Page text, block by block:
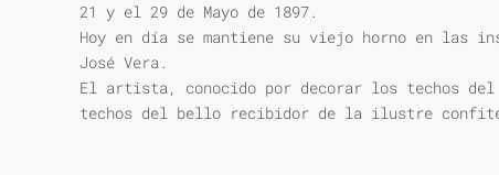
21 y el 29 de Mayo de 1897.
Hoy en día se mantiene su viejo horno en las
José Vera.
El artista, conocido por decorar los techos del
techos del bello recibidor de la ilustre